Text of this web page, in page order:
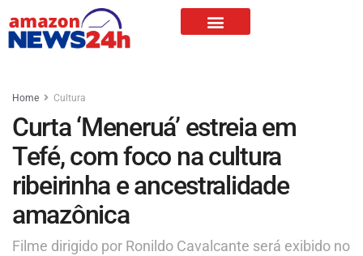
Home Cultura
Curta ‘Meneruá’ estreia em
Tefé, com foco na cultura
ribeirinha e ancestralidade
amazônica
Filme dirigido por Ronildo Cavalcante será exibido no